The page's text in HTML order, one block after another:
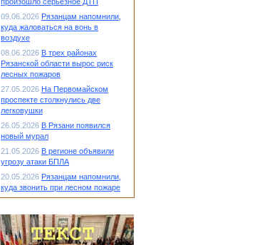
09.06.2026 Рязанцам напомнили,
куда жаловаться на вонь в
воздухе
08.06.2026 В трех районах
Рязанской области вырос риск
лесных пожаров
27.05.2026 На Первомайском
проспекте столкнулись две
легковушки
26.05.2026 В Рязани появился
новый мурал
21.05.2026 В регионе объявили
угрозу атаки БПЛА
20.05.2026 Рязанцам напомнили,
куда звонить при лесном пожаре